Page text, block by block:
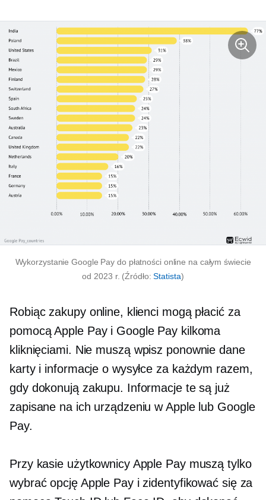
Wykorzystanie Google Pay do płatności online na całym świecie
od 2023 r. (Źródło:Statista)
Robiąc zakupy online, klienci mogą płacić za
pomocą Apple Pay i Google Pay kilkoma
kliknięciami. Nie muszą wpisz ponownie dane
karty i informacje o wysyłce za każdym razem,
gdy dokonują zakupu. Informacje te są już
zapisane na ich urządzeniu w Apple lub Google
Pay.
Przy kasie użytkownicy Apple Pay muszą tylko
wybrać opcję Apple Pay i zidentyfikować się za